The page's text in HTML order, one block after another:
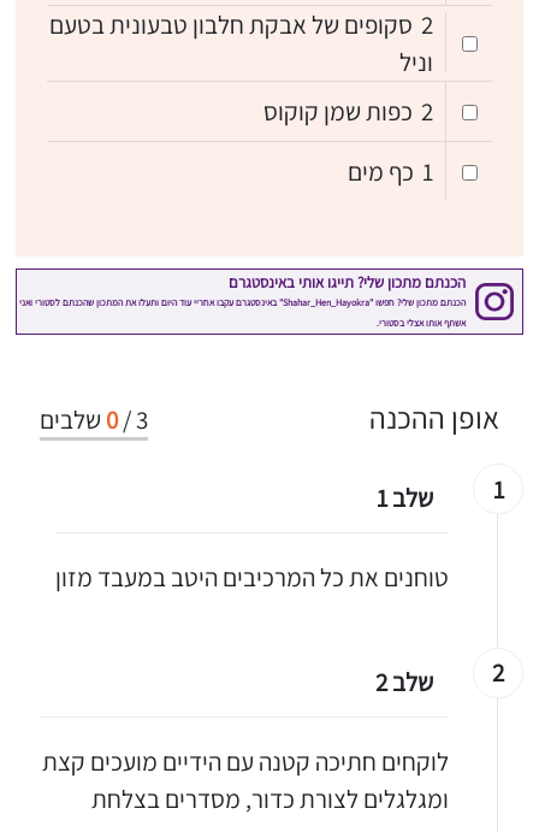
2 סקופים של אבקת חלבון טבעונית בטעם
וניל
2 כפות שמן קוקוס
1 כף מים
3
/
0 שלבים אופן ההכנה
1 שלב 1
טוחנים את כל המרכיבים היטב במעבד מזון
2 שלב 2
לוקחים חתיכה קטנה עם הידיים מועכים קצת
ומגלגלים לצורת כדור, מסדרים בצלחת